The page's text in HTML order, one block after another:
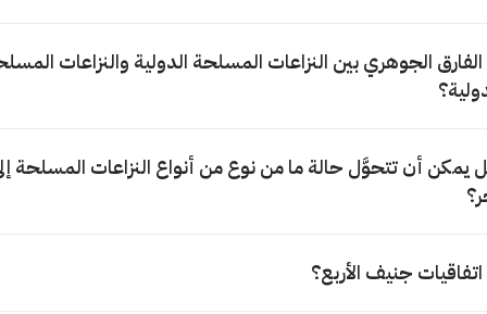
الفارق الجوهري بين النزاعات المسلحة الدولية والنزاعات
يمكن أن تتحوَّل حالة ما من نوع من أنواع النزاعات المسلحة
اتفاقيات جنيف الأربع؟